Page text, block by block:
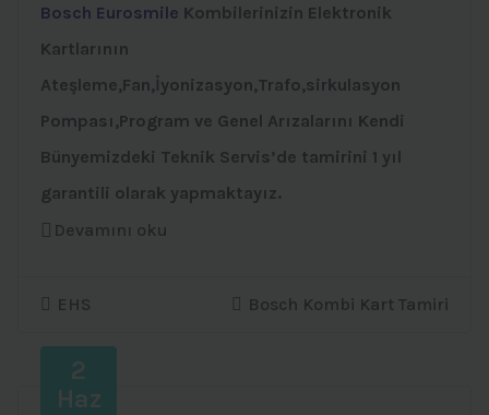
Bosch Eurosmile Kombilerinizin Elektronik
Kartlarının
Ateşleme,Fan,İyonizasyon,Trafo,sirkulasyon
Pompası,Program ve Genel Arızalarını Kendi
Bünyemizdeki Teknik Servis’de tamirini 1 yıl
garantili olarak yapmaktayız.
Devamını oku
EHS Bosch Kombi Kart Tamiri
2
Haz